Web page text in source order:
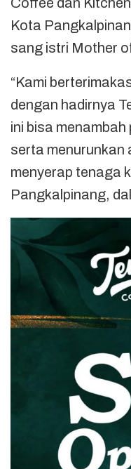
Kota
sang istri Mother
“Kami
dengan hadirnya
ini bisa
serta menurunkan
menyerap tenaga
Pangkalpinang,